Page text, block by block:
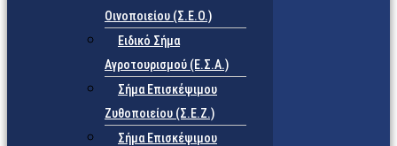
Οινοποιείου (Σ.Ε.Ο.)
Ειδικό Σήμα
Αγροτουρισμού (Ε.Σ.Α.)
Σήμα Επισκέψιμου
Ζυθοποιείου (Σ.Ε.Ζ.)
Σήμα Επισκέψιμου